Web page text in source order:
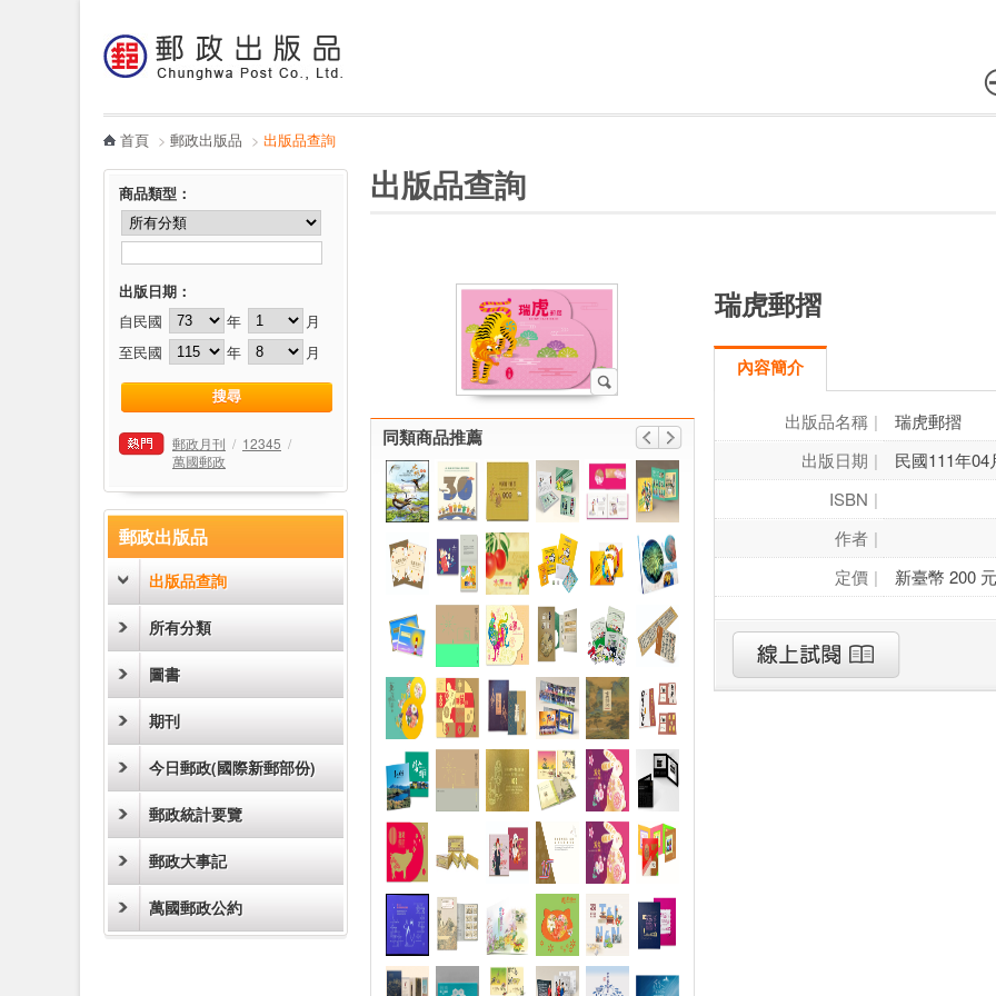
哪裡買
首頁 > 郵政出版品 > 出版品查詢
商品類型 ：
出版日期：
自民國 年
月
至民國
年 月
郵政月刊 / 12345 /
萬國郵政
郵政出版品
出版品查詢
所有分類
圖書
期刊
今日郵政(國際新郵部份)
郵政統計要覽
郵政大事記
萬國郵政公約
出版品查詢
同類商品推薦
瑞虎郵摺
內容簡介
出版品名稱
瑞虎郵摺
出版日期
民國111年04
ISBN
作者
定價
新臺幣 200 元